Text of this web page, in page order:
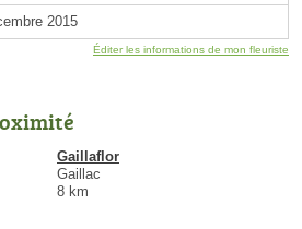
2015
Éditer les informations de mon fleuriste
Gaillaflor
Gaillac
8 km